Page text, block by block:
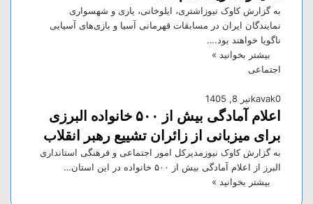
به گزارش کاوک نیوزاشتری، ایلوخانی، یاری و شهسواری
نمایندگان ایران در مسابقات قهرمانی آسیا و بازی‌های آسیایی
ناگویا خواهند بود.…
بیشتر بخوانید »
اجتماعی
kavakتیر 8, 1405 0
اعلام آمادگی بیش از ۵۰۰ خانواده البرزی
برای میزبانی از زائران تشییع رهبر انقلاب
به گزارش کاوک نیوزمدیرکل امور اجتماعی و فرهنگی استانداری
البرز از اعلام آمادگی بیش از ۵۰۰ خانواده در این استان…
بیشتر بخوانید »